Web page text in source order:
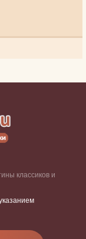
классиков и